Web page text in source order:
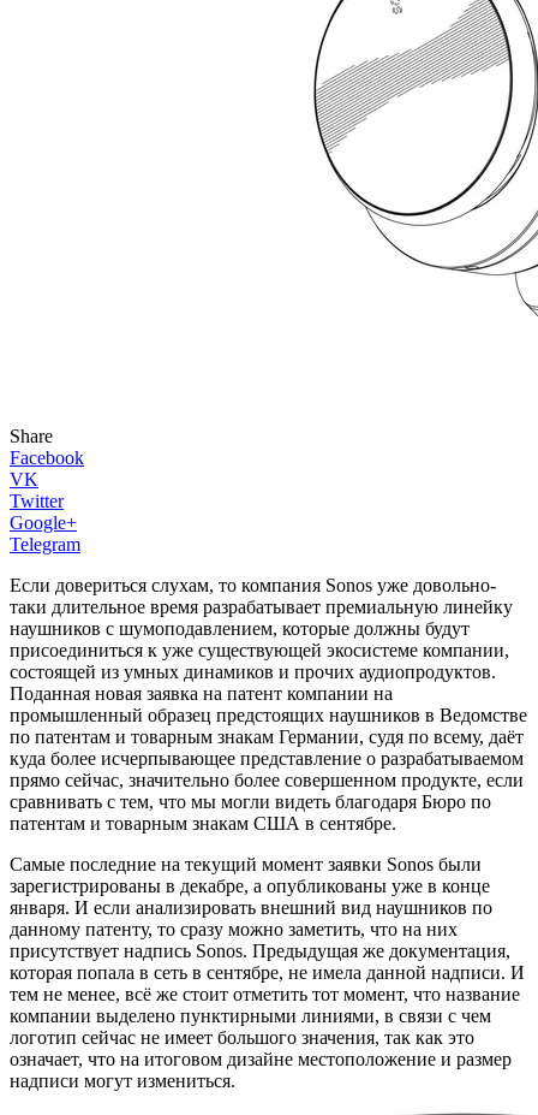
Share
Facebook
VK
Twitter
Google+
Telegram
Если довериться слухам, то компания Sonos уже довольно-
таки длительное время разрабатывает премиальную линейку
наушников с шумоподавлением, которые должны будут
присоединиться к уже существующей экосистеме компании,
состоящей из умных динамиков и прочих аудиопродуктов.
Поданная новая заявка на патент компании на
промышленный образец предстоящих наушников в Ведомстве
по патентам и товарным знакам Германии, судя по всему, даёт
куда более исчерпывающее представление о разрабатываемом
прямо сейчас, значительно более совершенном продукте, если
сравнивать с тем, что мы могли видеть благодаря Бюро по
патентам и товарным знакам США в сентябре.
Самые последние на текущий момент заявки Sonos были
зарегистрированы в декабре, а опубликованы уже в конце
января. И если анализировать внешний вид наушников по
данному патенту, то сразу можно заметить, что на них
присутствует надпись Sonos. Предыдущая же документация,
которая попала в сеть в сентябре, не имела данной надписи. И
тем не менее, всё же стоит отметить тот момент, что название
компании выделено пунктирными линиями, в связи с чем
логотип сейчас не имеет большого значения, так как это
означает, что на итоговом дизайне местоположение и размер
надписи могут измениться.